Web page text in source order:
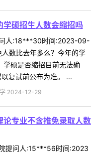
硕招生人数会缩招吗
人:18***30时间:2023-09-
数比去年多么？今年的学
学硕是否缩招目前无法确
复试前公布为准。 ...
2024-12-29
专业不含推免录取人数
提问人:15***56时间:2023